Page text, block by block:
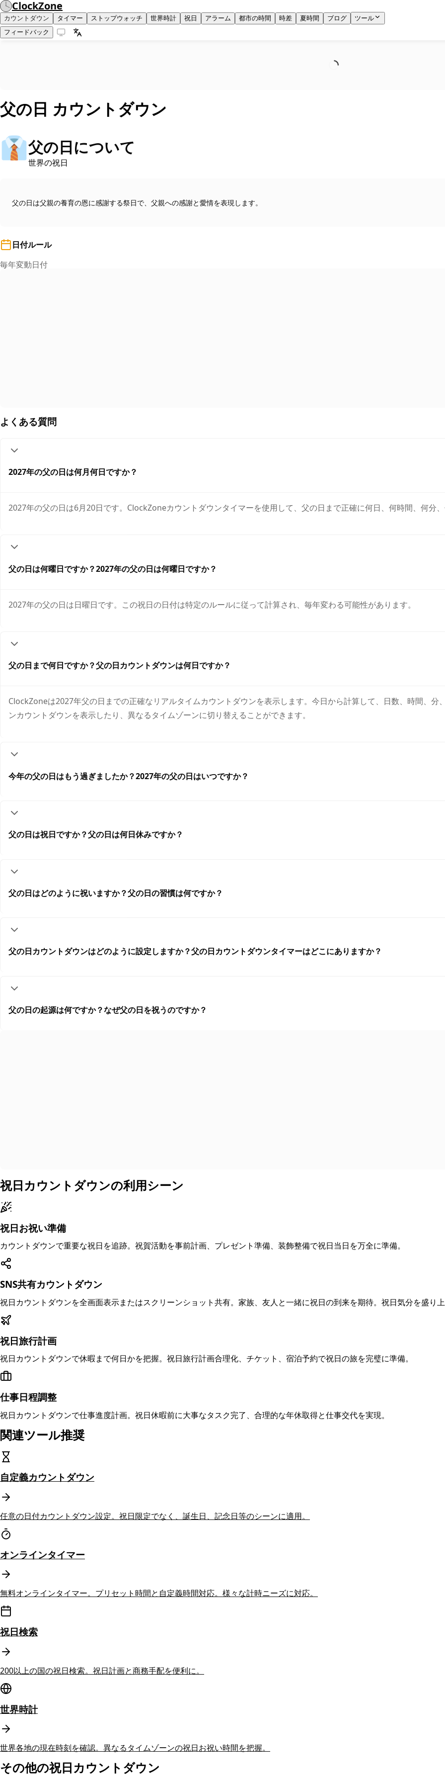
ClockZone
カウントダウン タイマー ストップウォッチ 世界時計 祝日 アラーム 都市の時間 時差 夏時間 ブログ
ツール
フィードバック
父の日 カウントダウン
👔父の日について
世界の祝日
父の日は父親の養育の恩に感謝する祭日で、父親への感謝と愛情を表現します。
日付ルール
毎年変動日付
よくある質問
2027年の父の日は何月何日ですか？
2027年の父の日は6月20日です。ClockZoneカウントダウンタイマーを使用して、父の日まで正確に何日、何時間、何分
父の日は何曜日ですか？2027年の父の日は何曜日ですか？
2027年の父の日は日曜日です。この祝日の日付は特定のルールに従って計算され、毎年変わる可能性があります。
父の日まで何日ですか？父の日カウントダウンは何日ですか？
ClockZoneは2027年父の日までの正確なリアルタイムカウントダウンを表示します。今日から計算して、日数、時間、
ンカウントダウンを表示したり、異なるタイムゾーンに切り替えることができます。
今年の父の日はもう過ぎましたか？2027年の父の日はいつですか？
父の日は祝日ですか？父の日は何日休みですか？
父の日はどのように祝いますか？父の日の習慣は何ですか？
父の日カウントダウンはどのように設定しますか？父の日カウントダウンタイマーはどこにありますか？
父の日の起源は何ですか？なぜ父の日を祝うのですか？
祝日カウントダウンの利用シーン
祝日お祝い準備
カウントダウンで重要な祝日を追跡。祝賀活動を事前計画、プレゼント準備、装飾整備で祝日当日を万全に準備。
SNS共有カウントダウン
祝日カウントダウンを全画面表示またはスクリーンショット共有。家族、友人と一緒に祝日の到来を期待。祝日気分を盛り
祝日旅行計画
祝日カウントダウンで休暇まで何日かを把握。祝日旅行計画合理化、チケット、宿泊予約で祝日の旅を完璧に準備。
仕事日程調整
祝日カウントダウンで仕事進度計画。祝日休暇前に大事なタスク完了、合理的な年休取得と仕事交代を実現。
関連ツール推奨
自定義カウントダウン
任意の日付カウントダウン設定。祝日限定でなく、誕生日、記念日等のシーンに適用。
オンラインタイマー
無料オンラインタイマー。プリセット時間と自定義時間対応。様々な計時ニーズに対応。
祝日検索
200以上の国の祝日検索。祝日計画と商務手配を便利に。
世界時計
世界各地の現在時刻を確認。異なるタイムゾーンの祝日お祝い時間を把握。
その他の祝日カウントダウン